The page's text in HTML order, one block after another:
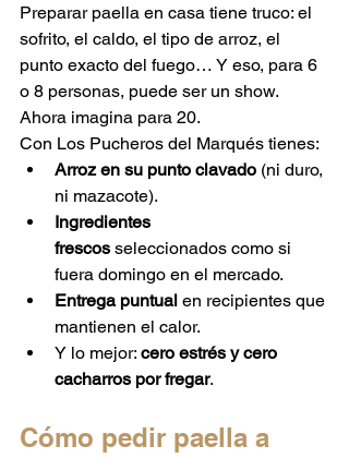
Preparar paella en casa tiene truco: el
sofrito, el caldo, el tipo de arroz, el
punto exacto del fuego… Y eso, para 6
o 8 personas, puede ser un show.
Ahora imagina para 20.
Con Los Pucheros del Marqués tienes:
Arroz en su punto clavado (ni duro,
ni mazacote).
Ingredientes
frescos seleccionados como si
fuera domingo en el mercado.
Entrega puntual en recipientes que
mantienen el calor.
Y lo mejor: cero estrés y cero
cacharros por fregar.
Cómo pedir paella a